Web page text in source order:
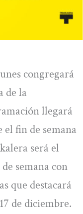
congregará
de la
llegará
fin de semana
será el
semana con
que destacará
de diciembre.